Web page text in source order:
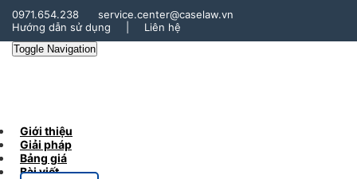
0971.654.238
service.center@caselaw.vn
Hướng dẫn sử dụng
Liên hệ
Toggle Navigation
Giới thiệu
Giải pháp
Bảng giá
Bài viết